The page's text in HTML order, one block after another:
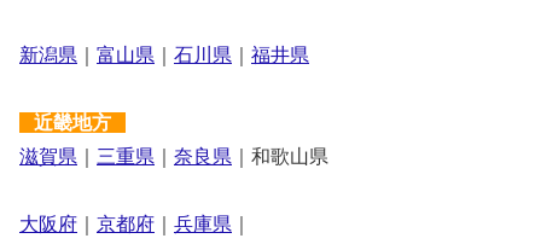
新潟県 富山県 石川県 福井県
近畿地方
滋賀県
三重県 奈良県 ｜和歌山県
大阪府 京都府 兵庫県